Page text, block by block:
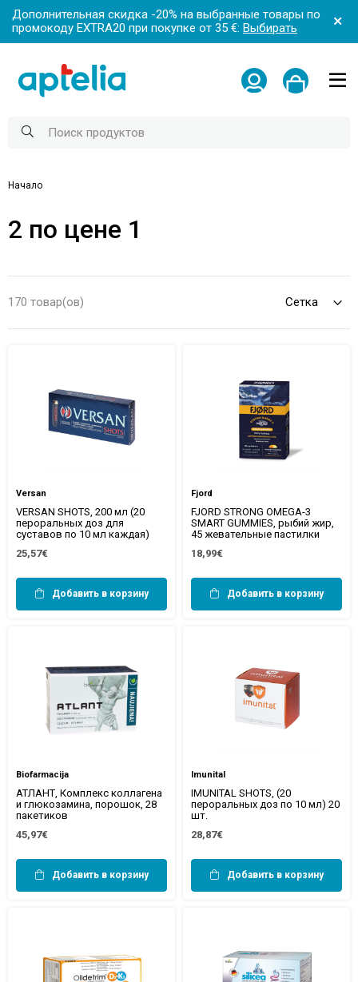
Дополнительная скидка -20% на выбранные товары по
промокоду EXTRA20 при покупке от 35 €: Выбирать
Начало
2 по цене 1
170 товар(ов)
Versan
VERSAN SHOTS, 200 мл (20
пероральных доз для
суставов по 10 мл каждая)
25,57€
Добавить в корзину
Fjord
FJORD STRONG OMEGA-3
SMART GUMMIES, рыбий жир,
45 жевательные пастилки
18,99€
Добавить в корзину
Biofarmacija
АТЛАНТ, Комплекс коллагена
и глюкозамина, порошок, 28
пакетиков
45,97€
Добавить в корзину
Imunital
IMUNITAL SHOTS, (20
пероральных доз по 10 мл) 20
шт.
28,87€
Добавить в корзину